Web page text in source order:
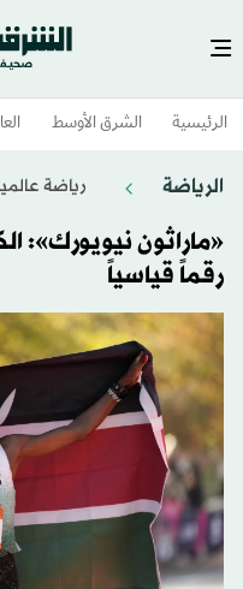
الرئيسية الشرق الأوسط​
الرياضة رياضة
«ماراثون نيويورك»:
رقماً قياسياً